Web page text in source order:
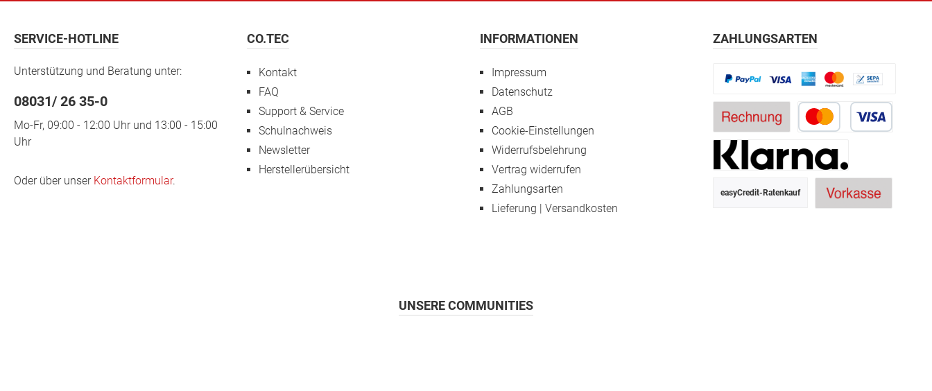
SERVICE-HOTLINE
Unterstützung und Beratung unter:
08031/ 26 35-0
Mo-Fr, 09:00 - 12:00 Uhr und 13:00 - 15:00
Uhr
Oder über unser Kontaktformular.
CO.TEC
Kontakt
FAQ
Support & Service
Schulnachweis
Newsletter
Herstellerübersicht
INFORMATIONEN
Impressum
Datenschutz
AGB
Cookie-Einstellungen
Widerrufsbelehrung
Vertrag widerrufen
Zahlungsarten
Lieferung | Versandkosten
ZAHLUNGSARTEN
easyCredit-Ratenkauf
UNSERE COMMUNITIES